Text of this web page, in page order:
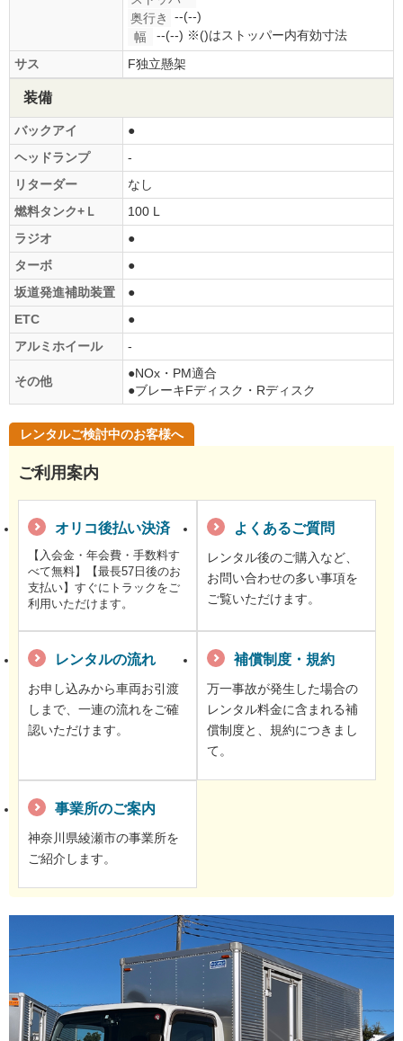
奥行き
--(--)
幅
--(--) ※()はストッパー内有効寸法
サス
F独立懸架
装備
バックアイ
●
ヘッドランプ
-
リターダー
なし
燃料タンク+Ｌ
100 L
ラジオ
●
ターボ
●
坂道発進補助装置
●
ETC
●
アルミホイール
-
その他
●NOx・PM適合
●ブレーキFディスク・Rディスク
レンタルご検討中のお客様へ
ご利用案内
オリコ後払い決済
【入会金・年会費・手数料す
べて無料】【最長57日後のお
支払い】すぐにトラックをご
利用いただけます。
よくあるご質問
レンタル後のご購入など、
お問い合わせの多い事項を
ご覧いただけます。
レンタルの流れ
お申し込みから車両お引渡
しまで、一連の流れをご確
認いただけます。
補償制度・規約
万一事故が発生した場合の
レンタル料金に含まれる補
償制度と、規約につきまし
て。
事業所のご案内
神奈川県綾瀬市の事業所を
ご紹介します。